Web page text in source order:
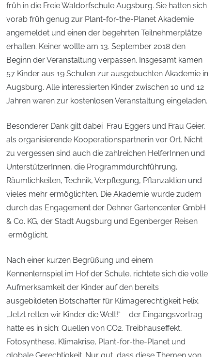
früh in die Freie Waldorfschule Augsburg. Sie hatten sich
vorab früh genug zur Plant-for-the-Planet Akademie
angemeldet und einen der begehrten Teilnehmerplätze
erhalten. Keiner wollte am 13. September 2018 den
Beginn der Veranstaltung verpassen. Insgesamt kamen
57 Kinder aus 19 Schulen zur ausgebuchten Akademie in
Augsburg. Alle interessierten Kinder zwischen 10 und 12
Jahren waren zur kostenlosen Veranstaltung eingeladen.
Besonderer Dank gilt dabei Frau Eggers und Frau Geier,
als organisierende Kooperationspartnerin vor Ort. Nicht
zu vergessen sind auch die zahlreichen HelferInnen und
UnterstützerInnen, die Programmdurchführung,
Räumlichkeiten, Technik, Verpflegung, Pflanzaktion und
vieles mehr ermöglichten. Die Akademie wurde zudem
durch das Engagement der Dehner Gartencenter GmbH
& Co. KG, der Stadt Augsburg und Egenberger Reisen
ermöglicht.
Nach einer kurzen Begrüßung und einem
Kennenlernspiel im Hof der Schule, richtete sich die volle
Aufmerksamkeit der Kinder auf den bereits
ausgebildeten Botschafter für Klimagerechtigkeit Felix.
„Jetzt retten wir Kinder die Welt!“ – der Eingangsvortrag
hatte es in sich: Quellen von CO2, Treibhauseffekt,
Fotosynthese, Klimakrise, Plant-for-the-Planet und
globale Gerechtigkeit. Nur gut, dass diese Themen von